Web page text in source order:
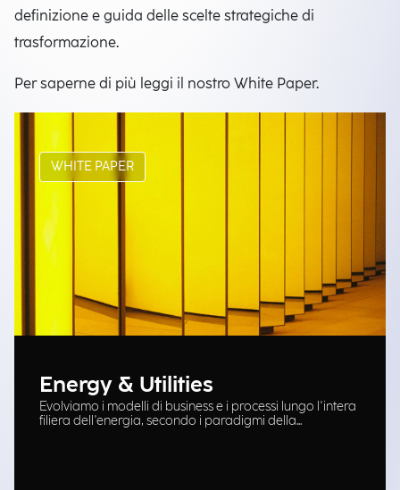
definizione e guida delle scelte strategiche di
trasformazione.​
Per saperne di più leggi il nostro White Paper.​
WHITE PAPER
Energy & Utilities
Evolviamo i modelli di business e i processi lungo l'intera
filiera dell'energia, secondo i paradigmi della